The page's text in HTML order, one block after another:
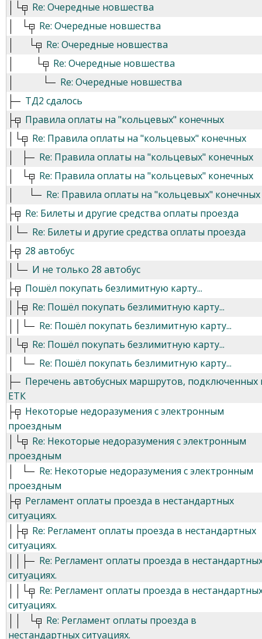
Re: Очередные новшества
Re: Очередные новшества
Re: Очередные новшества
Re: Очередные новшества
Re: Очередные новшества
ТД2 сдалось
Правила оплаты на "кольцевых" конечных
Re: Правила оплаты на "кольцевых" конечных
Re: Правила оплаты на "кольцевых" конечных
Re: Правила оплаты на "кольцевых" конечных
Re: Правила оплаты на "кольцевых" конечных
Re: Билеты и другие средства оплаты проезда
Re: Билеты и другие средства оплаты проезда
28 автобус
И не только 28 автобус
Пошёл покупать безлимитную карту...
Re: Пошёл покупать безлимитную карту...
Re: Пошёл покупать безлимитную карту...
Re: Пошёл покупать безлимитную карту...
Re: Пошёл покупать безлимитную карту...
Перечень автобусных маршрутов, подключенных
ЕТК
Некоторые недоразумения с электронным
проездным
Re: Некоторые недоразумения с электронным
проездным
Re: Некоторые недоразумения с электронным
проездным
Регламент оплаты проезда в нестандартных
ситуациях.
Re: Регламент оплаты проезда в нестандартных
ситуациях.
Re: Регламент оплаты проезда в
ситуациях.
Re: Регламент оплаты проезда в
ситуациях.
Re: Регламент оплаты проезда в
нестандартных ситуациях.